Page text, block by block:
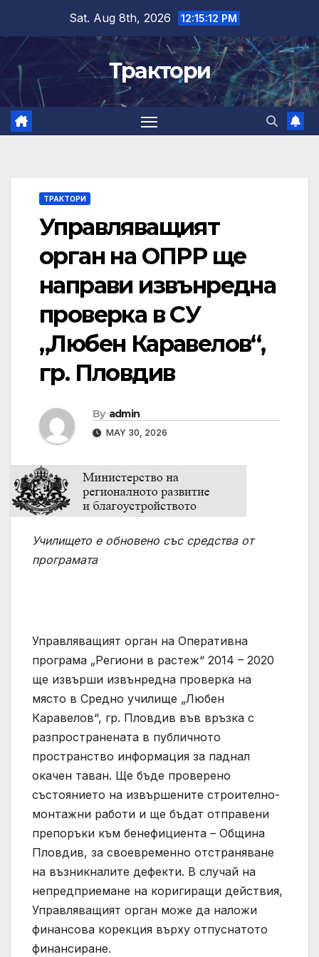
content
Sat. Aug 8th, 2026 12:15:13 PM
Трактори
ТРАКТОРИ
Управляващият
орган на ОПРР ще
направи извънредна
проверка в СУ
„Любен Каравелов“,
гр. Пловдив
By admin
MAY 30, 2026
Училището е обновено със средства от
програмата
Управляващият орган на Оперативна
програма „Региони в растеж“ 2014 – 2020
ще извърши извънредна проверка на
място в Средно училище „Любен
Каравелов“, гр. Пловдив във връзка с
разпространената в публичното
пространство информация за паднал
окачен таван. Ще бъде проверено
състоянието на извършените строително-
монтажни работи и ще бъдат отправени
препоръки към бенефициента – Община
Пловдив, за своевременно отстраняване
на възникналите дефекти. В случай на
непредприемане на коригиращи действия,
Управляващият орган може да наложи
финансова корекция върху отпуснатото
финансиране.